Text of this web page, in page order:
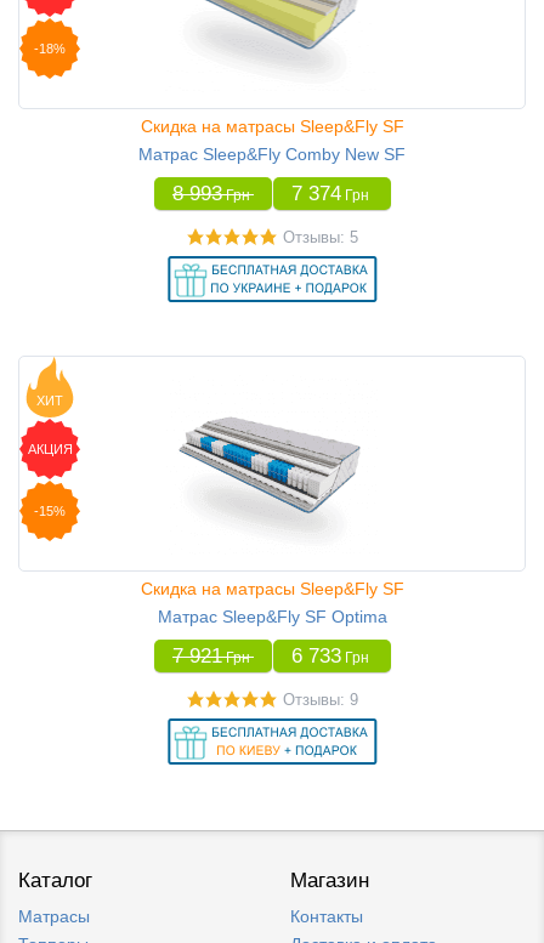
-18%
Скидка на матрасы Sleep&Fly SF
Матрас Sleep&Fly Comby New SF
8 993 Грн 7 374 Грн
Отзывы: 5
ХИТ
АКЦИЯ
-15%
Скидка на матрасы Sleep&Fly SF
Матрас Sleep&Fly SF Optima
7 921 Грн 6 733 Грн
Отзывы: 9
Каталог
Матрасы
Магазин
Контакты